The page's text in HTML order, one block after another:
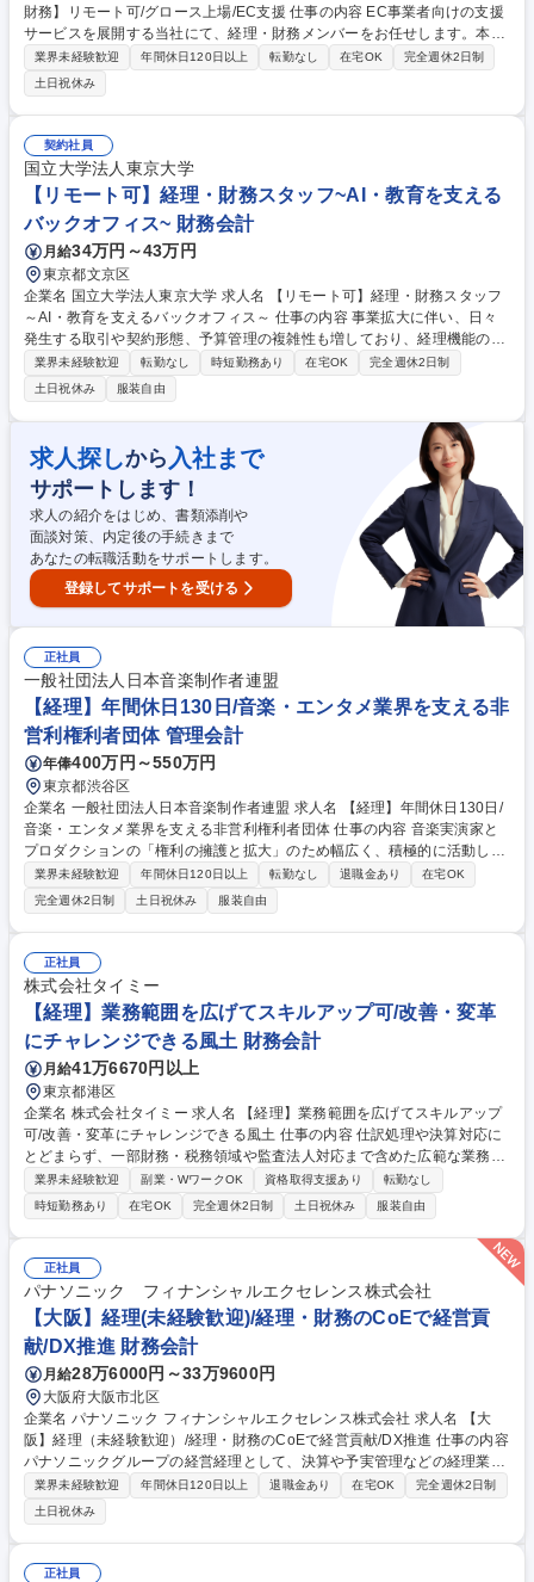
財務】リモート可/グロース上場/EC支援 仕事の内容 EC事業者向けの支援
サービスを展開する当社にて、経理・財務メンバーをお任せします。本社
の決算などの経理業務を中心に、資金調達等の財務や開示資料作成まで幅
広く担うポジションです。 ■本社・グループの月次・年次決算、仕訳入力
等の経理業務 ■会計監査および監査法人対応、会計システムのメンテナン
ス ■振込支払や日次・月次の資金繰り管理、資金計画の立案をサポート ■
金融機関との折衝、借入手続き、融資や株式発行等の資金調達を支援 ■有
価証券報告書や決算短信、株主総会招集通知などの開示資料作成 ■社内か
らの問い合わせ対応、財務・経理の業務フロー改善や効率化 募集職種 ★
日商簿記3級保有者歓迎★【経理財務】リモート可/グロース上場/EC支援
業界未経験歓迎 年間休日120日以上 転勤なし 在宅OK
完全週休2日制
土日祝休み
契約社員
国立大学法人東京大学
【リモート可】経理・財務スタッフ~AI・教育を支える
バックオフィス~ 財務会計
月給34万円～43万円
東京都文京区
企業名 国立大学法人東京大学 求人名 【リモート可】経理・財務スタッフ
～AI・教育を支えるバックオフィス～ 仕事の内容 事業拡大に伴い、日々
発生する取引や契約形態、予算管理の複雑性も増しており、経理機能の強
化が急務となっています。国の研究プロジェクト等、一般的な事業会社と
は異なる会計処理や予算管理が求められるます。 ・日次・月次・年次の経
理業務・仕訳入力、伝票処理、請求書管理 ・支払処理、入出金管理・月
次・年次決算業務・税務対応、納税関連業務 ・経費精算対応・会計ソフト
の運用管理・顧問税理士、監査法人など外部専門家との連携・新規事業や
新たな取引発生時の会計処理整理 ・社内メンバーへのヒアリング、取引内
容の整理 ・各種プロジェクトの予算・会計管理サポート 募集職種 【リモ
ート可】経理・財務スタッフ～AI・教育を支えるバックオフィス～
業界未経験歓迎 転勤なし 時短勤務あり 在宅OK
完全週休2日制
土日祝休み
服装自由
求人探しから 入社まで
サポートします！
求人の紹介をはじめ、書類添削や
面談対策、内定後の手続きまで
あなたの転職活動をサポートします。
登録してサポートを受ける
正社員
一般社団法人日本音楽制作者連盟
【経理】年間休日130日/音楽・エンタメ業界を支える非
営利権利者団体 管理会計
年俸400万円～550万円
東京都渋谷区
企業名 一般社団法人日本音楽制作者連盟 求人名 【経理】年間休日130日/
音楽・エンタメ業界を支える非営利権利者団体 仕事の内容 音楽実演家と
プロダクションの「権利の擁護と拡大」のため幅広く、積極的に活動して
いる当団体にて経理総務担当を募集します。 【参考:音制連とは】http://w
ww.fmp.or.jp/about ■伝票起票/データ入力(会計ソフト使用)■小口現金管理
■売掛/買掛金管理■書類ファイリング■決算取りまとめ■税務対応(会計事務
所と協働)■ほか総務業務等。★経理が主業務ですが、総務機能も兼ねる部
署のため、関係者との会合調整等の総務業務も一部お任せします。★当団
体は業界を代表する音楽プロダクション関係者が理事を務めているため、
関係各所での丁寧な対応や、団体の事業推進につながる調整などが重要と
なります。 募集職種 【経理】年間休日130日/音楽・エンタメ業界を支え
る非営利権利者団体
業界未経験歓迎 年間休日120日以上 転勤なし 退職金あり
在宅OK
完全週休2日制
土日祝休み 服装自由
正社員
株式会社タイミー
【経理】業務範囲を広げてスキルアップ可/改善・変革
にチャレンジできる風土 財務会計
月給41万6670円以上
東京都港区
企業名 株式会社タイミー 求人名 【経理】業務範囲を広げてスキルアップ
可/改善・変革にチャレンジできる風土 仕事の内容 仕訳処理や決算対応に
とどまらず、一部財務・税務領域や監査法人対応まで含めた広範な業務を
担っています。経理としてより広いスキル・経験を積みたい方にとって、
非常に挑戦しがいのあるポジションです。 【業務内容】 ■月次決算業務■
四半期・年次決算補助■経費精算対応■発注申請等の事務処理 【希望・経
験に応じてチャレンジ可能な業務】 ■税務対応（税金計算含む）■監査法
人対応■有価証券報告書・計算書類等の開示資料作成■その他、業績管理や
業務改善プロジェクト など 募集職種 【経理】業務範囲を広げてスキルア
ップ可/改善・変革にチャレンジできる風土
業界未経験歓迎 副業・WワークOK 資格取得支援あり
転勤なし
時短勤務あり
在宅OK 完全週休2日制 土日祝休み 服装自由
正社員
パナソニック フィナンシャルエクセレンス株式会社
【大阪】経理(未経験歓迎)/経理・財務のCoEで経営貢
献/DX推進 財務会計
月給28万6000円～33万9600円
大阪府大阪市北区
企業名 パナソニック フィナンシャルエクセレンス株式会社 求人名 【大
阪】経理（未経験歓迎）/経理・財務のCoEで経営貢献/DX推進 仕事の内容
パナソニックグループの経営経理として、決算や予実管理などの経理業務
から、ＤＸ・ＡＩを活用した業務プロセス改善、経営管理の支援まで幅広
く担当。 ・経理・会計業務（決算、工場会計、予実・資金管理等） ・業
務プロセス改善（ＤＸ・ＡＩ活用の業務効率化） ・事業戦略支援（目標策
定の基礎業務等） ・内部統制、経営分析、経営管理など 専門性を高めな
がら、業務改善や周囲との連携においてリーダーシップを発揮し、将来的
業界未経験歓迎 年間休日120日以上 退職金あり 在宅OK
完全週休2日制
土日祝休み
正社員